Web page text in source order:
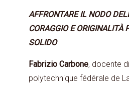
AFFRONTARE IL NODO
CORAGGIO E ORIGINALITÀ
SOLIDO
Fabrizio Carbone, docente
polytechnique fédérale de